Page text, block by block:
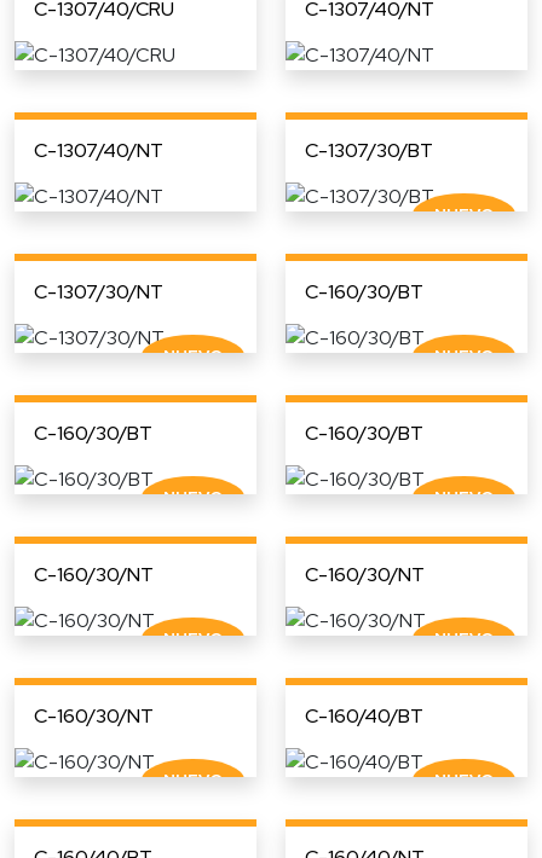
C-1307/40/CRU C-1307/40/NT
C-1307/40/NT C-1307/30/BT
C-1307/30/NT C-160/30/BT
C-160/30/BT C-160/30/BT
C-160/30/NT C-160/30/NT
C-160/30/NT C-160/40/BT